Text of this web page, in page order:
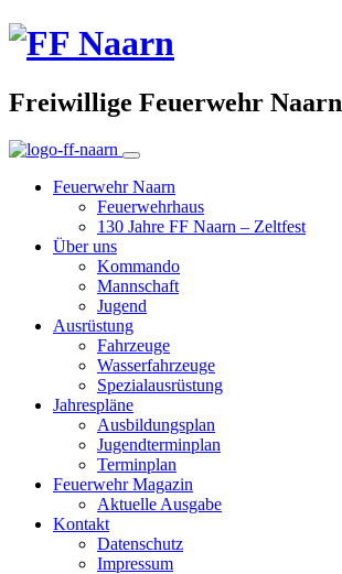
Freiwillige Feuerwehr Naarn
Feuerwehr Naarn
Feuerwehrhaus
130 Jahre FF Naarn – Zeltfest
Über uns
Kommando
Mannschaft
Jugend
Ausrüstung
Fahrzeuge
Wasserfahrzeuge
Spezialausrüstung
Jahrespläne
Ausbildungsplan
Jugendterminplan
Terminplan
Feuerwehr Magazin
Aktuelle Ausgabe
Kontakt
Datenschutz
Impressum